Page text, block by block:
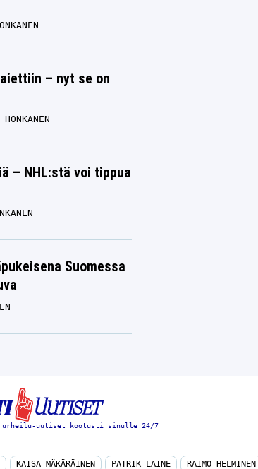
– nyt se on
– NHL:stä voi tippua
Suomessa
urheilu-uutiset kootusti sinulle 24/7
KAISA MÄKÄRÄINEN PATRIK LAINE RAIMO HELMINEN